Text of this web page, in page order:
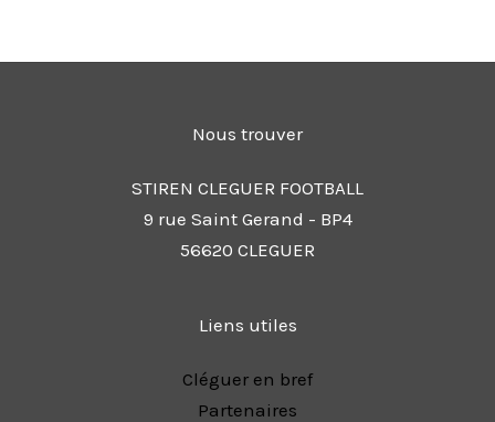
Nous trouver
STIREN CLEGUER FOOTBALL
9 rue Saint Gerand - BP4
56620 CLEGUER
Liens utiles
Cléguer en bref
Partenaires